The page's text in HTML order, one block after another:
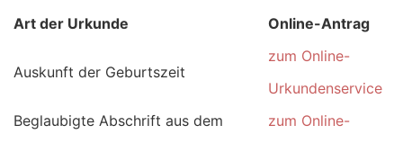
Art der Urkunde Online-Antrag
Auskunft der Geburtszeit
zum Online-
Urkundenservice
Beglaubigte Abschrift aus dem
zum Online-